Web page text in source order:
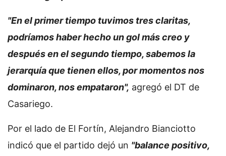
"En el primer tiempo tuvimos tres claritas,
podríamos haber hecho un gol más creo y
después en el segundo tiempo, sabemos la
jerarquía que tienen ellos, por momentos nos
dominaron, nos empataron", agregó el DT de
Casariego.
Por el lado de El Fortín, Alejandro Bianciotto
indicó que el partido dejó un "balance positivo,